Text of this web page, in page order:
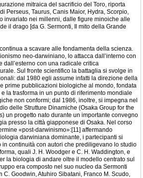
mitraica del sacrificio del Toro, riporta
Perseus, Taurus, Canis Maior, Hydra, Scorpio,
invariato nei millenni, dalle figure minoiche alle
il drago [da G. Sermonti, Il mito della Grande
a scavare alle fondamenta della scienza.
neo-darwiniano, lo attacca dall’interno con
dall’esterno con una radicale critica
Sul fronte scientifico la battaglia si svolge in
dal 1980 egli assume infatti la direzione della
prime pubblicazioni biologiche al mondo, fondata
la trasforma in un punto di riferimento mondiale
non conformi; dal 1986, inoltre, si impegna nel
delle Strutture Dinamiche (Osaka Group for the
un progetto nato durante un importante convegno
presso la città giapponese di Osaka. Nel corso
«post-darwinismo»:[11] affermando
darwiniana dominante, i partecipanti si
in continuità con autori che prediligevano lo studio
quali J. H. Woodger e C. H. Waddington, e
la biologia di andare oltre il modello centrato sul
era composto nel suo nucleo da Sermonti
C. Goodwin, Atuhiro Sibatani, Franco M. Scudo,